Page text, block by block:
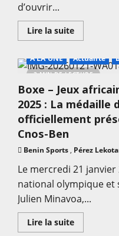
d’ouvrir...
Lire la suiteEn
savoir
Basketball
–
Pro
:
Aspal
de
Parakou
sur
Stef
Willum
Toampe
Pare
3 MIN DE LECTURE
A LA UNE Actualité
Boxe – Jeux
2025 : La médaille
officiellement
Cnos-Ben
Benin Sports , Pérez
Le mercredi 21
national olympique et
Julien Minavoa,...
Lire la suiteEn
savoir